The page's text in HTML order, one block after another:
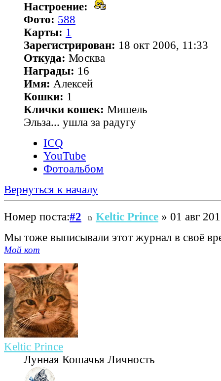
Настроение:
Фото: 588
Карты: 1
Зарегистрирован: 18 окт 2006, 11:33
Откуда: Москва
Награды: 16
Имя: Алексей
Кошки: 1
Клички кошек: Мишель
Эльза... ушла за радугу
ICQ
YouTube
Фотоальбом
Вернуться к началу
Номер поста:#2 Keltic Prince » 01 авг
Мы тоже выписывали этот журнал в своё
Мой кот
Keltic Prince
Лунная Кошачья Личность